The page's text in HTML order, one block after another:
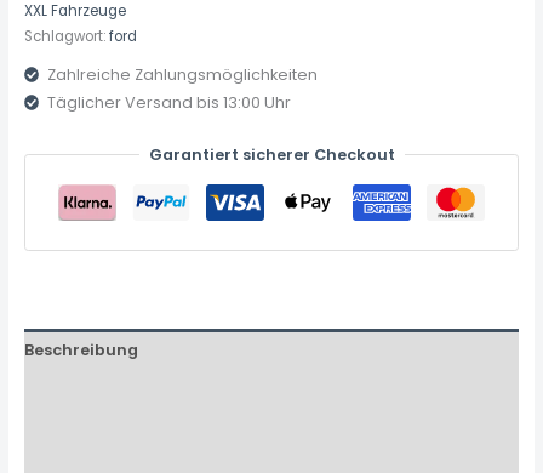
XXL Fahrzeuge
Schlagwort:ford
Zahlreiche Zahlungsmöglichkeiten
Täglicher Versand bis 13:00 Uhr
Garantiert sicherer Checkout
Beschreibung